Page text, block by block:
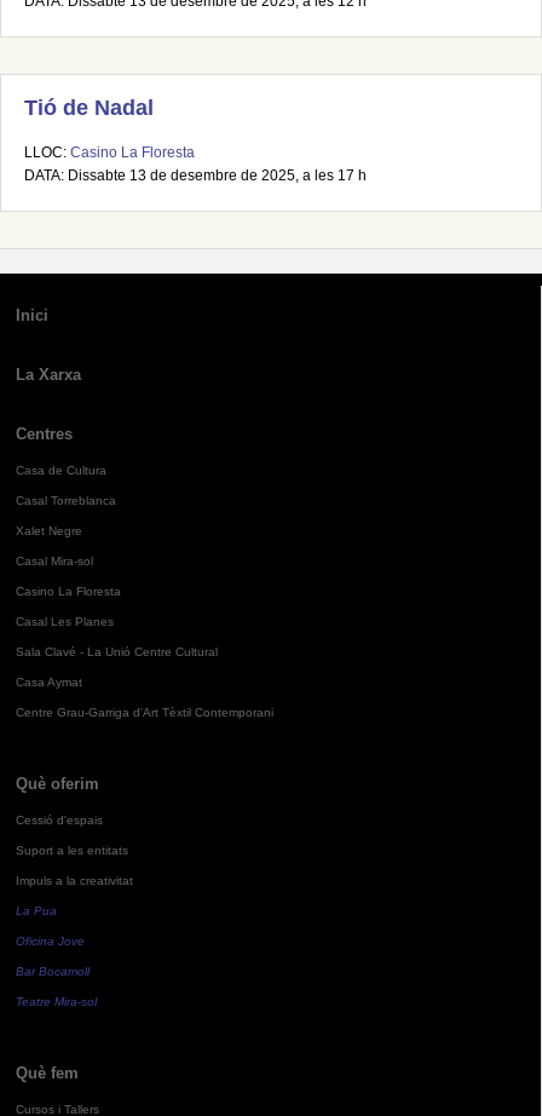
Tió de Nadal
LLOC: Casino La Floresta
DATA: Dissabte 13 de desembre de 2025, a les 17 h
Inici
La Xarxa
Centres
Casa de Cultura
Casal Torreblanca
Xalet Negre
Casal Mira-sol
Casino La Floresta
Casal Les Planes
Sala Clavé - La Unió Centre Cultural
Casa Aymat
Centre Grau-Garriga d'Art Tèxtil Contemporani
Què oferim
Cessió d'espais
Suport a les entitats
Impuls a la creativitat
La Pua
Oficina Jove
Bar Bocamoll
Teatre Mira-sol
Què fem
Cursos i Tallers